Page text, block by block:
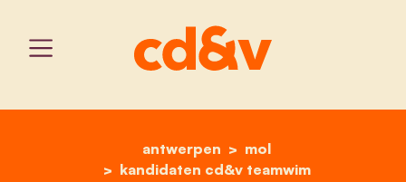
home
antwerpen
mol
kandidaten cd&v teamwim
inge suls